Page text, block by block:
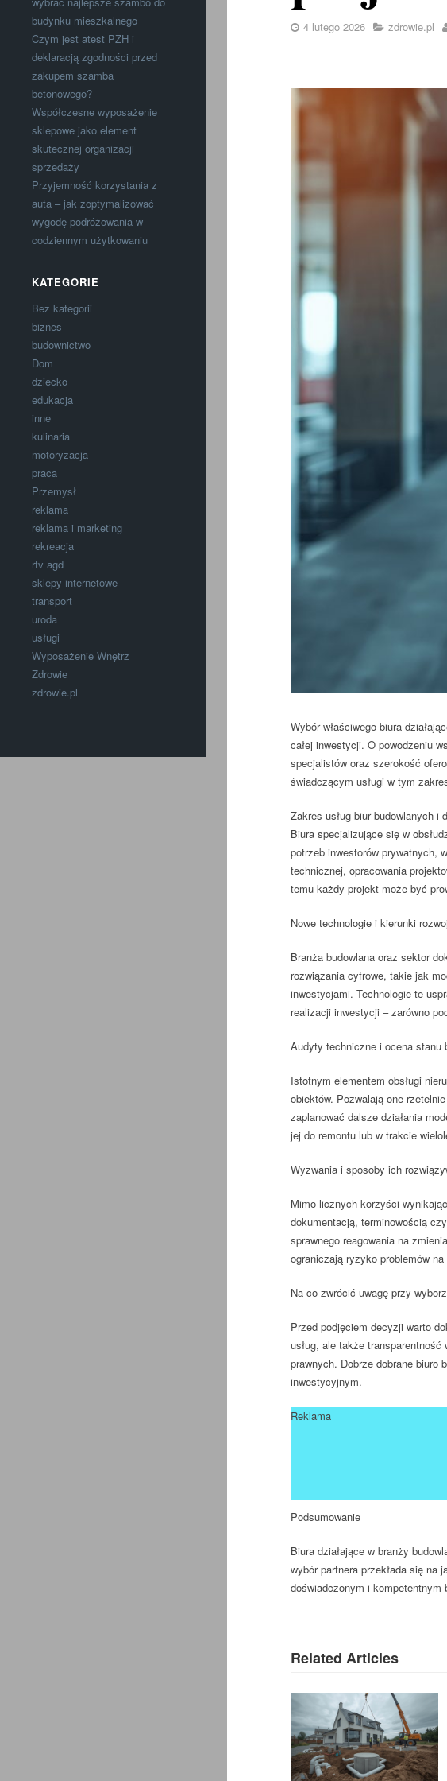
budynku mieszkalnego
Czym jest atest PZH i
deklaracją zgodności przed
zakupem szamba
betonowego?
Współczesne wyposażenie
sklepowe jako element
skutecznej organizacji
sprzedaży
Przyjemność korzystania z
auta – jak zoptymalizować
wygodę podróżowania w
codziennym użytkowaniu
KATEGORIE
Bez kategorii
biznes
budownictwo
Dom
dziecko
edukacja
inne
kulinaria
motoryzacja
praca
Przemysł
reklama
reklama i marketing
rekreacja
rtv agd
sklepy internetowe
transport
uroda
usługi
Wyposażenie Wnętrz
Zdrowie
zdrowie.pl
4 lutego 2026 zdrowie.pl
Wybórwłaściwego biura
całej inwestycji. O powodzeniu
specjalistów oraz szerokość
świadczącym usługi w tym
Zakres usług biur budowlanych i
Biura specjalizujące się w
potrzeb inwestorów prywatnych,
technicznej, opracowania
temu każdy projekt może być
Nowe technologie i kierunki
Branża budowlana oraz sektor
rozwiązania cyfrowe, takie jak
inwestycjami. Technologie te
realizacji inwestycji – zarówno
Audyty techniczne i ocena stanu
Istotnym elementem obsługi
obiektów. Pozwalają one
zaplanować dalsze działania
jej do remontu lub w trakcie
Wyzwania i sposoby ich
Mimo licznych korzyści
dokumentacją, terminowością
sprawnego reagowania na
ograniczają ryzyko problemów
Na co zwrócić uwagę przy
Przed podjęciem decyzji warto
usług, ale także
prawnych. Dobrze dobrane biuro
inwestycyjnym.
Reklama
Podsumowanie
Biura działające w branży
wybór partnera przekłada się na
doświadczonym i kompetentnym
Related Articles